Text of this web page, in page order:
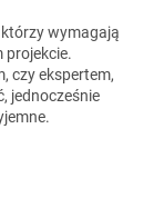
wymagają
projekcie.
czy ekspertem,
jednocześnie